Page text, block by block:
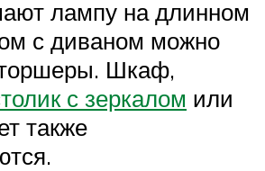
лампу на длинном
с диваном можно
Шкаф,
с зеркалом или
также